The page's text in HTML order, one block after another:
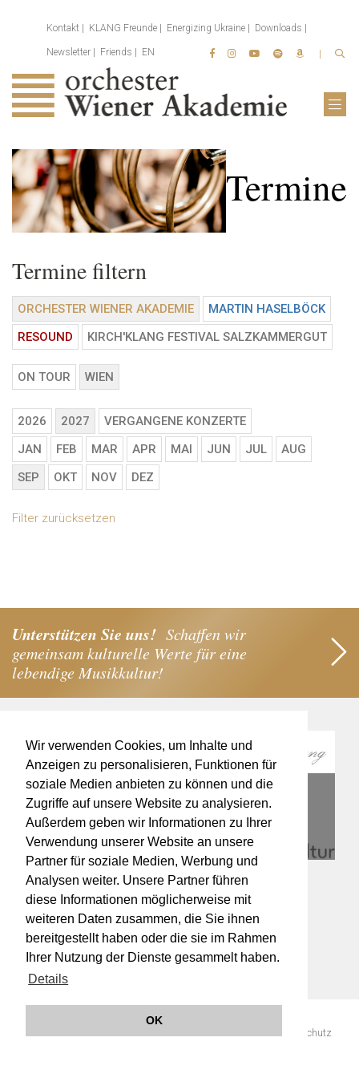
Wir verwenden Cookies, um Inhalte und
Anzeigen zu personalisieren, Funktionen für
soziale Medien anbieten zu können und die
Zugriffe auf unsere Website zu analysieren.
Außerdem geben wir Informationen zu Ihrer
Verwendung unserer Website an unsere
Partner für soziale Medien, Werbung und
Analysen weiter. Unsere Partner führen
diese Informationen möglicherweise mit
weiteren Daten zusammen, die Sie ihnen
bereitgestellt haben oder die sie im Rahmen
Ihrer Nutzung der Dienste gesammelt haben.
Details
OK
Kontakt KLANG Freunde Energizing Ukraine Downloads
Newsletter Friends EN
Termine
Termine filtern
ORCHESTER WIENER AKADEMIE
MARTIN HASELBÖCK
RESOUND
KIRCH'KLANG FESTIVAL SALZKAMMERGUT
ON TOUR WIEN
2026 2027
VERGANGENE KONZERTE
JAN
FEB MAR APR MAI JUN JUL
AUG
SEP
OKT NOV DEZ
Filter zurücksetzen
Unterstützen Sie uns! Schaffen wir
gemeinsam kulturelle Werte für eine
lebendige Musikkultur!
Datenschutz